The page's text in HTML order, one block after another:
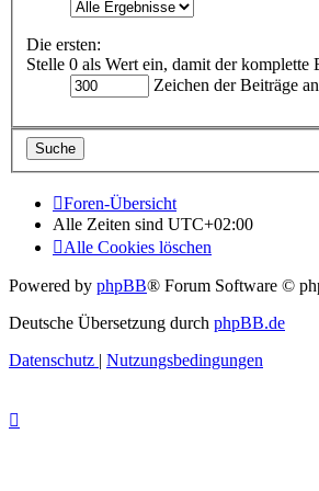
Die ersten:
Stelle 0 als Wert ein, damit der komplette
Zeichen der Beiträge
Foren-Übersicht
Alle Zeiten sind UTC+02:00
Alle Cookies löschen
Powered by phpBB® Forum Software ©
Deutsche Übersetzung durch phpBB.de
Datenschutz | Nutzungsbedingungen